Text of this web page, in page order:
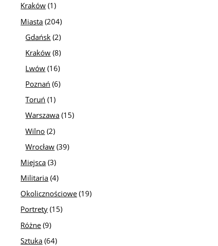
Kraków (1)
Miasta (204)
Gdańsk (2)
Kraków (8)
Lwów (16)
Poznań (6)
Toruń (1)
Warszawa (15)
Wilno (2)
Wrocław (39)
Miejsca (3)
Militaria (4)
Okolicznościowe (19)
Portrety (15)
Różne (9)
Sztuka (64)